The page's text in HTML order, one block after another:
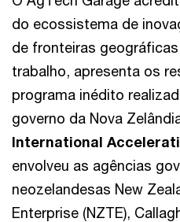
do ecossistema de
de fronteiras
trabalho, apresenta os
programa inédito
governo da Nova
International
envolveu as agências
neozelandesas New
Enterprise (NZTE),